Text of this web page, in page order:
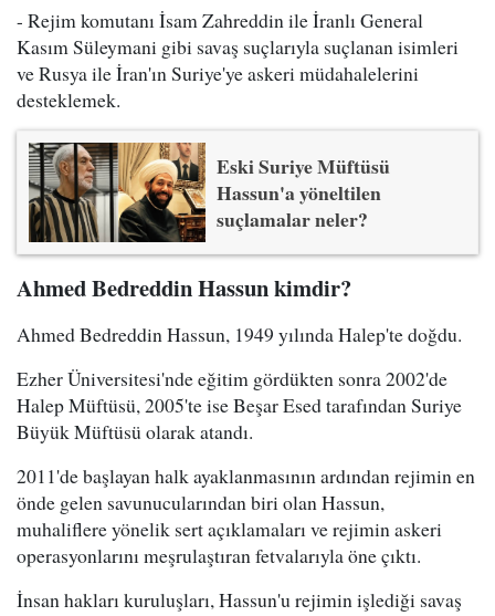
- Rejim komutanı İsam Zahreddin ile İranlı General
Kasım Süleymani gibi savaş suçlarıyla suçlanan isimleri
ve Rusya ile İran'ın Suriye'ye askeri müdahalelerini
desteklemek.
Eski Suriye Müftüsü
Hassun'a yöneltilen
suçlamalar neler?
Ahmed Bedreddin Hassun kimdir?
Ahmed Bedreddin Hassun, 1949 yılında Halep'te doğdu.
Ezher Üniversitesi'nde eğitim gördükten sonra 2002'de
Halep Müftüsü, 2005'te ise Beşar Esed tarafından Suriye
Büyük Müftüsü olarak atandı.
2011'de başlayan halk ayaklanmasının ardından rejimin en
önde gelen savunucularından biri olan Hassun,
muhaliflere yönelik sert açıklamaları ve rejimin askeri
operasyonlarını meşrulaştıran fetvalarıyla öne çıktı.
İnsan hakları kuruluşları, Hassun'u rejimin işlediği savaş